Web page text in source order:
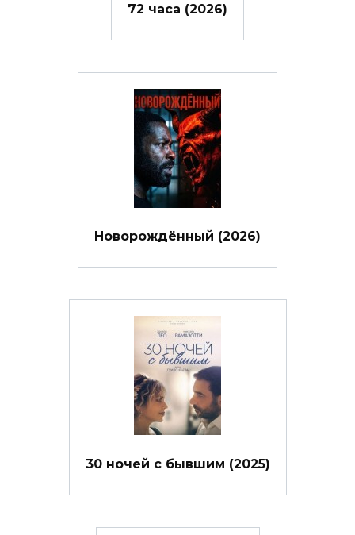
72 часа (2026)
Новорождённый (2026)
30 ночей с бывшим (2025)